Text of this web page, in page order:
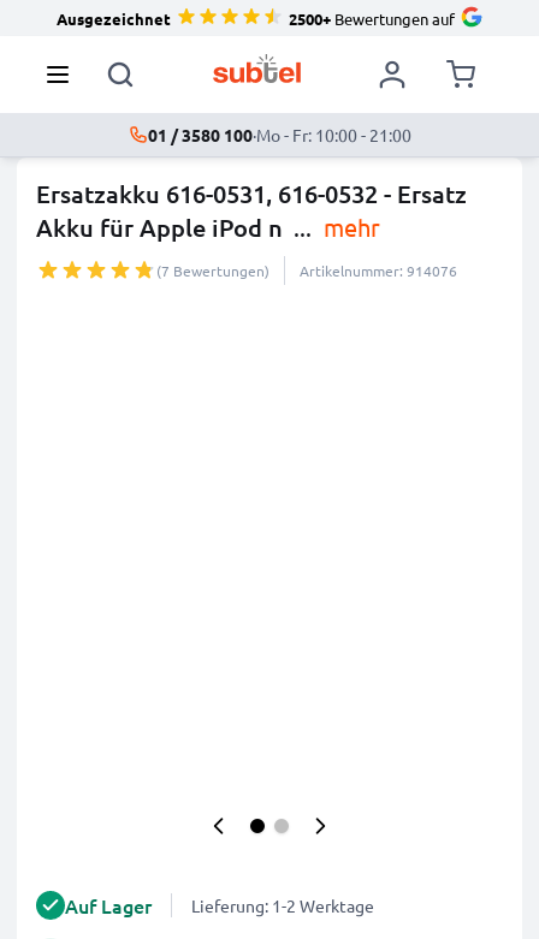
Ausgezeichnet 2500+Bewertungen auf
01 / 3580 100·Mo - Fr: 10:00 - 21:00
Ersatzakku 616-0531, 616-0532 - Ersatz
Akku für Apple iPod n ... mehr
(7 Bewertungen) Artikelnummer: 914076
Auf Lager Lieferung: 1-2 Werktage